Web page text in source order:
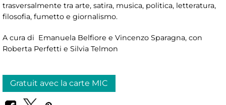
trasversalmente tra arte, satira, musica, politica, letteratura,
filosofia, fumetto e giornalismo.
A cura di Emanuela Belfiore e Vincenzo Sparagna, con
Roberta Perfetti e Silvia Telmon
Gratuit avec la carte MIC